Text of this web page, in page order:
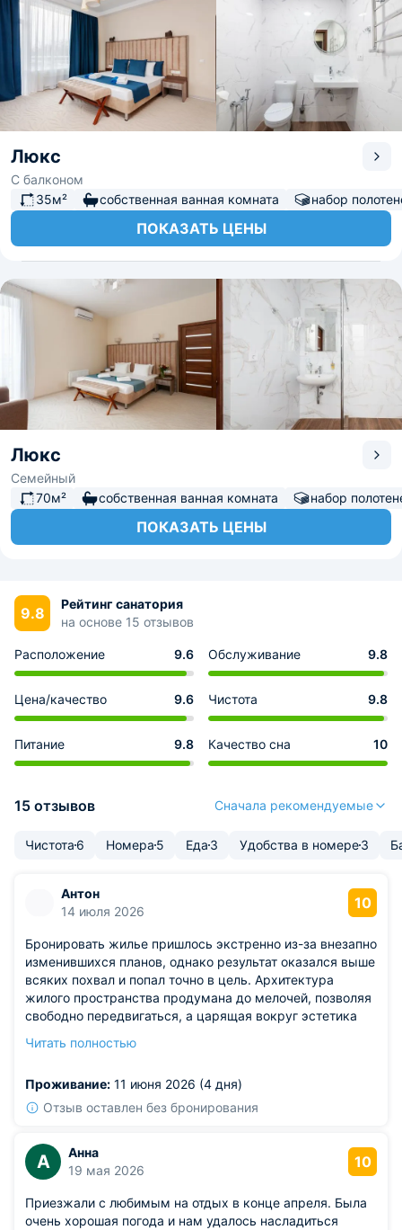
Люкс
С балконом
35м²
собственная ванная комната набор
ПОКАЗАТЬ ЦЕНЫ
Люкс
Семейный
70м²
собственная ванная комната набор
ПОКАЗАТЬ ЦЕНЫ
9.8
Рейтинг санатория
на основе 15 отзывов
Расположение 9.6 Обслуживание 9.8
Цена/качество 9.6 Чистота 9.8
Питание 9.8 Качество сна 10
15 отзывов Сначала рекомендуемые
Чистота 6 Номера 5 Еда 3 Удобства в номере3
Антон
14 июля 2026
10
Бронировать жилье пришлось экстренно из-за внезапно
изменившихся планов, однако результат оказался выше
всяких похвал и попал точно в цель. Архитектура
жилого пространства продумана до мелочей, позволяя
свободно передвигаться, а царящая вокруг эстетика
терморегуляция, избавляющая от необходимости
состояние полного покоя. Служба приема и
размещения работает образцово-показательно:
исполняя заявки клиентов и сохраняя безупречную
гигиену территории. Этот комплекс подарил мне массу
положительных эмоций, мое почтение такому
внимательному отношению к людям, и я с чистым
сердцем поставлю этому заведению высший балл.
Читать полностью
Проживание: 11 июня 2026 (4 дня)
Отзыв оставлен без бронирования
А
Анна
19 мая 2026
10
Приезжали с любимым на отдых в конце апреля. Была
очень хорошая погода и нам удалось насладиться